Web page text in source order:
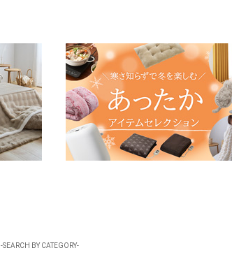
-SEARCH BY CATEGORY-